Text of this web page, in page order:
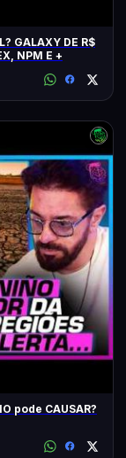
GALAXY DE R$
20 MIL? CHATGPT, GTA 6, SWITCH, SPACEX, NPM E +
pode CAUSAR?